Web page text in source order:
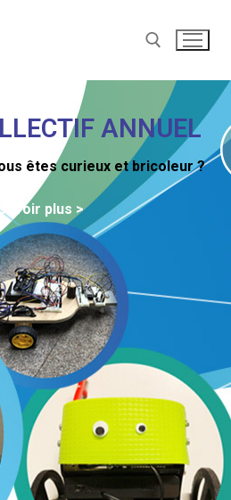
ANNUEL
êtes curieux et bricoleur ?
savoir plus >